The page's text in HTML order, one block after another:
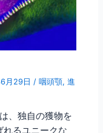
月29日 /咽頭顎,進
、独自の獲物を
れるユニークな